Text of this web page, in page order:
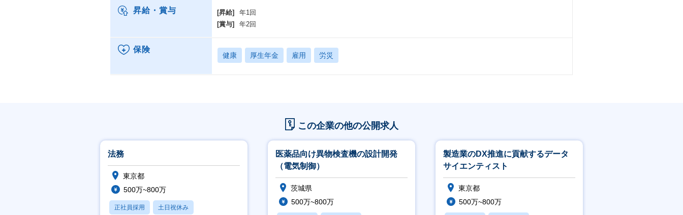
昇給・賞与 [昇給]
年1回
[賞与]
年2回
保険
健康 厚生年金 雇用 労災
この企業の他の公開求人
法務
東京都
500万~800万
正社員採用 土日祝休み
医薬品向け異物検査機の設計開発
（電気制御）
茨城県
500万~800万
製造業のDX推進に貢献するデータ
サイエンティスト
東京都
500万~800万